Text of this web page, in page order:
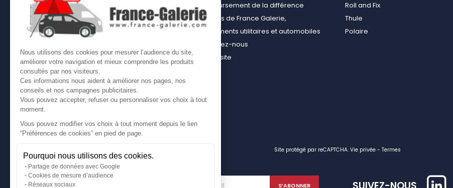
Nous utilisons des cookies pour mesurer l’audience du site,
améliorer votre navigation et mieux comprendre les produits
consultés par nos visiteurs.
Ces informations nous aident à améliorer nos pages, nos
conseils et nos campagnes publicitaires.
Vous pouvez accepter, refuser ou personnaliser vos choix à tout
moment.
Vous pouvez modifier vos choix à tout moment depuis le lien
“Préférences de cookies” en pied de page.
Pourquoi nous utilisons des cookies.
Partage de données avec Google
Cookies de mesure d’audience
Réseaux sociaux
Gérer mes cookies
Choisir le kit d’aménagement loisirs
démontable idéal
Bien choisir un kit d’habillage bois ou un
Bien choisir son coffre sur attelage
Comment bien choisir son coffre de toit
Remboursement de la différence
À propos de France Galerie,
équipements utilitaires et automobiles
Contactez-nous
Plan du site
Roll and Fix
Thule
Polaire
Site protégé par reCAPTCHA. Vie privée - Termes